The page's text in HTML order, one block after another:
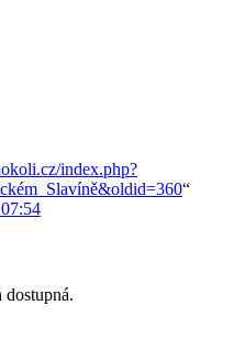
index.php?
“